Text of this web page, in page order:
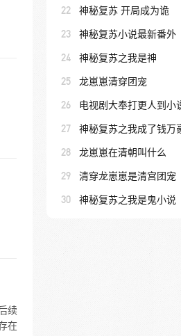
续
在
22 神秘复苏 开局成为诡
23 神秘复苏小说最新番外
24 神秘复苏之我是神
25 龙崽崽清穿团宠
26 电视剧大奉打更人到小
27 神秘复苏之我成了钱万
28 龙崽崽在清朝叫什么
29 清穿龙崽崽是清宫团宠
30 神秘复苏之我是鬼小说